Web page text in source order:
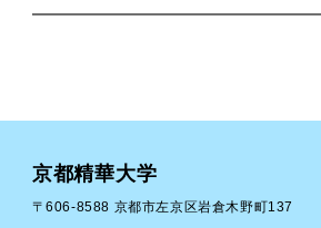
京都精華大学
〒606-8588 京都市左京区岩倉木野町137